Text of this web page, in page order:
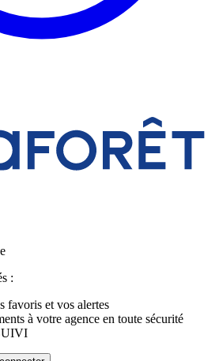
:
favoris et vos alertes
à votre agence en toute sécurité